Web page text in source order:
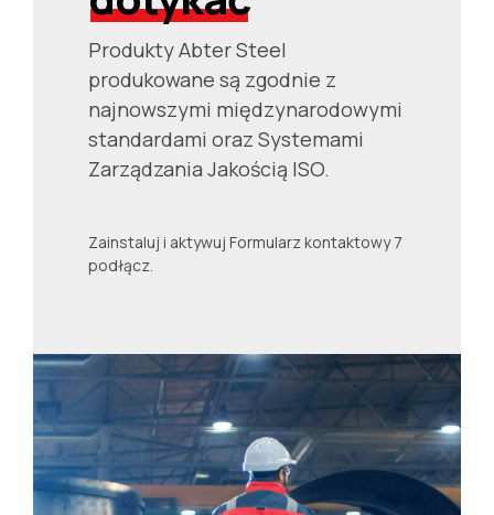
Produkty Abter Steel
produkowane są zgodnie z
najnowszymi międzynarodowymi
standardami oraz Systemami
Zarządzania Jakością ISO.
Zainstaluj i aktywuj Formularz kontaktowy 7
podłącz.